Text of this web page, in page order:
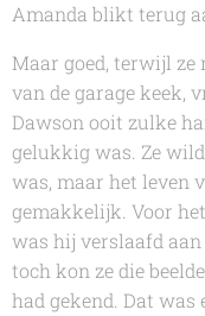
Amanda blikt terug
Maar goed, terwijl ze
van de garage keek,
Dawson ooit zulke
gelukkig was. Ze
was, maar het leven
gemakkelijk. Voor
was hij verslaafd
toch kon ze die
had gekend. Dat was